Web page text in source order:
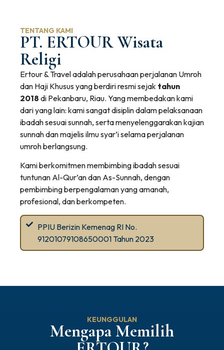
TENTANG KAMI
PT. ERTOUR Wisata
Religi
Ertour & Travel adalah perusahaan perjalanan Umroh
dan Haji Khusus yang berdiri resmi sejak tahun
2018 di Pekanbaru, Riau. Yang membedakan kami
dari yang lain: kami sangat disiplin dalam pelaksanaan
ibadah sesuai sunnah, serta menyelenggarakan kajian
sunnah dan majelis ilmu syar’i selama perjalanan
umroh berlangsung.
Kami berkomitmen membimbing ibadah sesuai
tuntunan Al-Qur’an dan As-Sunnah, dengan
pembimbing berpengalaman yang amanah,
profesional, dan berkompeten.
PPIU Berizin Kemenag RI No.
91201079108650001 Tahun 2023
KEUNGGULAN
Mengapa Memilih